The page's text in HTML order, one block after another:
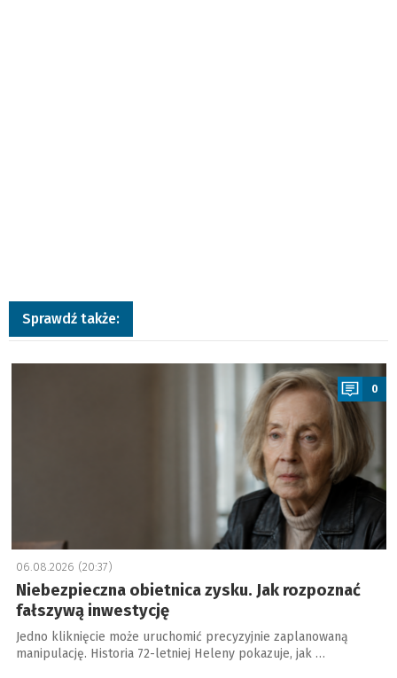
Sprawdź także:
a
0
06.08.2026 (20:37)
Niebezpieczna obietnica zysku. Jak rozpoznać
fałszywą inwestycję
Jedno kliknięcie może uruchomić precyzyjnie zaplanowaną
manipulację. Historia 72-letniej Heleny pokazuje, jak …